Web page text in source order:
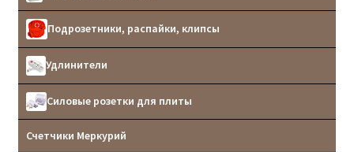
Подрозетники, распайки, клипсы
Удлинители
Силовые розетки для плиты
Счетчики Меркурий